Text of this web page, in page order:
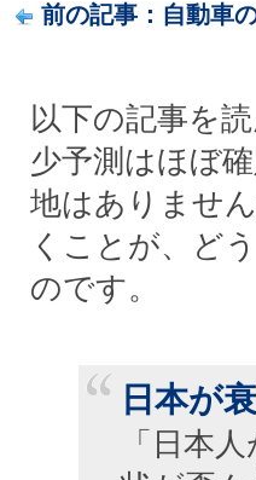
前の記事：自動車
以下の記事を
少予測はほぼ
地はありませ
くことが、ど
のです。
日本が
「日本